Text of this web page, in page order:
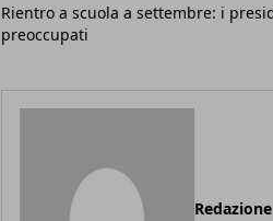
Rientro a scuola a settembre: i
preoccupati
Redazione